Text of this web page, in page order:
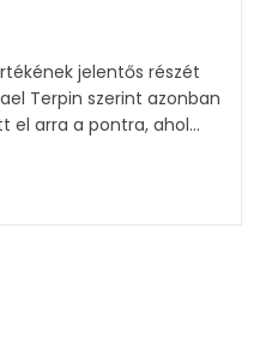
jelentős részét
Terpin szerint azonban
arra a pontra, ahol...